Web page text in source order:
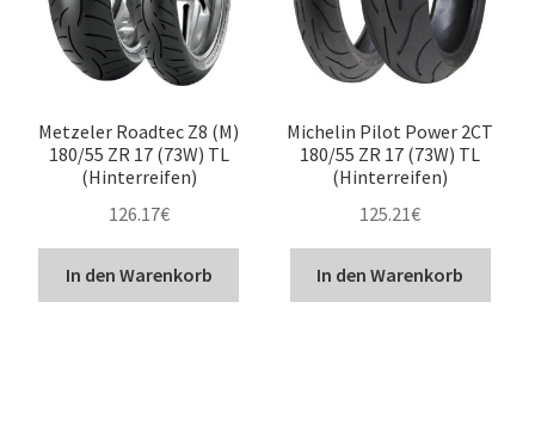
Metzeler Roadtec Z8 (M)
180/55 ZR 17 (73W) TL
(Hinterreifen)
126.17€
In den Warenkorb
Michelin Pilot Power 2CT
180/55 ZR 17 (73W) TL
(Hinterreifen)
125.21€
In den Warenkorb